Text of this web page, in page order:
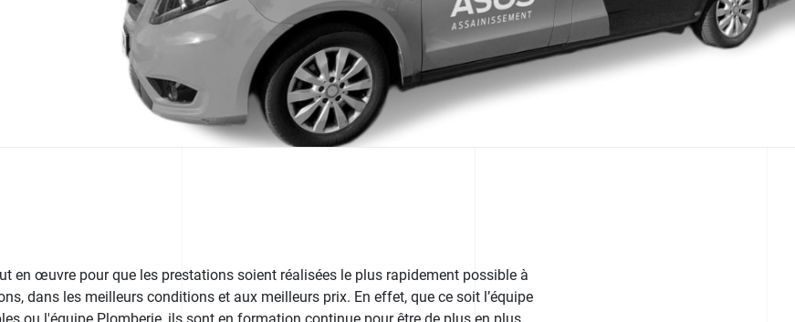
en œuvre pour que les prestations soient réalisées le plus rapidement possible à
dans les meilleurs conditions et aux meilleurs prix. En effet, que ce soit l’équipe